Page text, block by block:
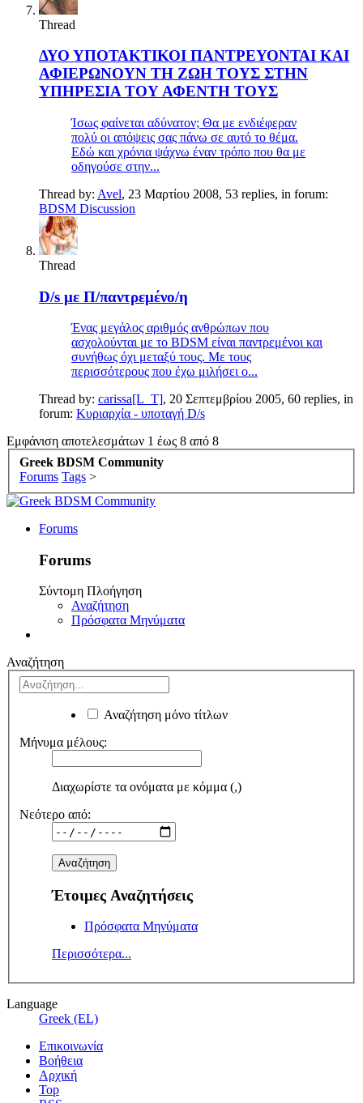
Thread
ΔΥΟ ΥΠΟΤΑΚΤΙΚΟΙ ΠΑΝΤΡΕΥΟΝΤΑΙ ΚΑΙ
ΑΦΙΕΡΩΝΟΥΝ ΤΗ ΖΩΗ ΤΟΥΣ ΣΤΗΝ
ΥΠΗΡΕΣΙΑ ΤΟΥ ΑΦΕΝΤΗ ΤΟΥΣ
Ίσως φαίνεται αδύνατον; Θα με ενδιέφεραν
πολύ οι απόψεις σας πάνω σε αυτό το θέμα.
Εδώ και χρόνια ψάχνω έναν τρόπο που θα με
οδηγούσε στην...
Thread by: Avel, 23 Μαρτίου 2008, 53 replies, in forum:
BDSM Discussion
Thread
D/s με Π/παντρεμένο/η
Ένας μεγάλος αριθμός ανθρώπων που
ασχολούνται με το BDSM είναι παντρεμένοι και
συνήθως όχι μεταξύ τους. Με τους
περισσότερους που έχω μιλήσει ο...
Thread by: carissa[L_T], 20 Σεπτεμβρίου 2005, 60 replies, in
forum: Κυριαρχία - υποταγή D/s
Εμφάνιση αποτελεσμάτων 1 έως 8 από 8
Greek BDSM Community
Forums Tags >
Forums
Forums
Σύντομη Πλοήγηση
Αναζήτηση
Πρόσφατα Μηνύματα
Αναζήτηση
Αναζήτηση μόνο τίτλων
Μήνυμα μέλους:
Διαχωρίστε τα ονόματα με κόμμα (,)
Νεότερο από:
Έτοιμες Αναζητήσεις
Πρόσφατα Μηνύματα
Περισσότερα...
Language
Greek (EL)
Επικοινωνία
Βοήθεια
Αρχική
Top